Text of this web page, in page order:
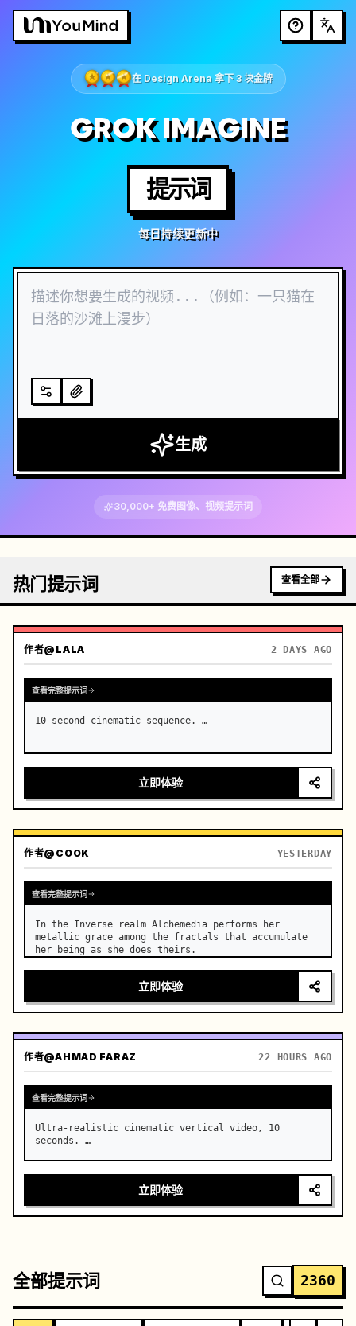
在 Design Arena 拿下 3 块金牌
GROK IMAGINE
提示词
每日持续更新中
生成
30,000+ 免费图像、视频提示词
热门提示词 查看全部
作者@LALA 2 DAYS AGO
查看完整提示词
10-second cinematic sequence. …
立即体验
作者@COOK YESTERDAY
查看完整提示词
In the Inverse realm Alchemedia performs her
metallic grace among the fractals that accumulate
her being as she does theirs.
立即体验
作者@AHMAD FARAZ 22 HOURS AGO
查看完整提示词
Ultra-realistic cinematic vertical video, 10
seconds. …
立即体验
全部提示词 2360